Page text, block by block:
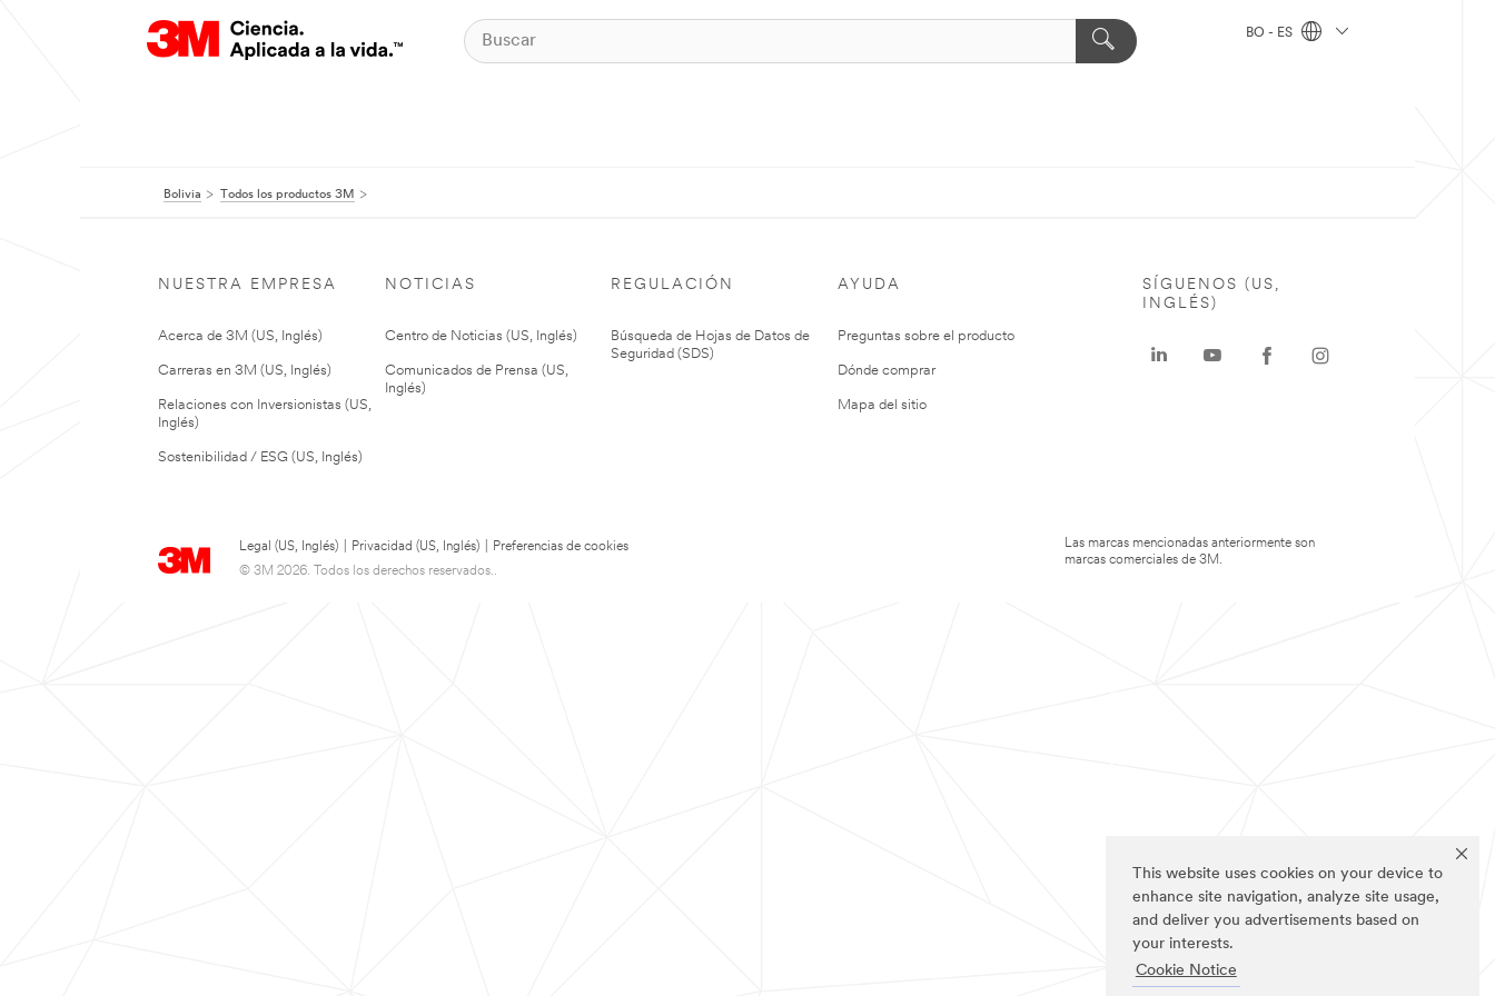
This website uses cookies on your device to
enhance site navigation, analyze site usage,
and deliver you advertisements based on
your interests.
Cookie Notice
BO - ES
Bolivia Todos los productos 3M
NUESTRA EMPRESA
Acerca de 3M (US, Inglés)
Carreras en 3M (US, Inglés)
Relaciones con Inversionistas (US,
Inglés)
Sostenibilidad / ESG (US, Inglés)
NOTICIAS
Centro de Noticias (US, Inglés)
Comunicados de Prensa (US,
Inglés)
REGULACIÓN
Búsqueda de Hojas de Datos de
Seguridad (SDS)
AYUDA
Preguntas sobre el producto
Dónde comprar
Mapa del sitio
Legal (US, Inglés) Privacidad (US, Inglés)
Preferencias de cookies
© 3M 2026. Todos los derechos reservados..
SÍGUENOS (US,
INGLÉS)
Las marcas mencionadas anteriormente son
marcas comerciales de 3M.